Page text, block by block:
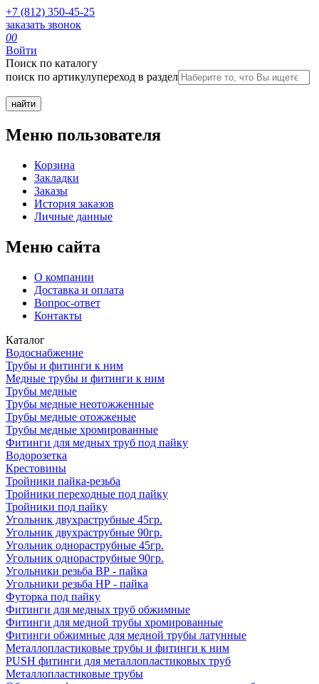
+7 (812) 350-45-25
заказать звонок
00
Войти
Поиск по каталогу
поиск по артикулупереход в раздел
Меню пользователя
Корзина
Закладки
Заказы
История заказов
Личные данные
Меню сайта
О компании
Доставка и оплата
Вопрос-ответ
Контакты
Каталог
Водоснабжение
Трубы и фитинги к ним
Медные трубы и фитинги к ним
Трубы медные
Трубы медные неотожженные
Трубы медные отожженые
Трубы медные хромированные
Фитинги для медных труб под пайку
Водорозетка
Крестовины
Тройники пайка-резьба
Тройники переходные под пайку
Тройники под пайку
Угольник двухраструбные 45гр.
Угольник двухраструбные 90гр.
Угольник однораструбные 45гр.
Угольник однораструбные 90гр.
Угольники резьба ВР - пайка
Угольники резьба НР - пайка
Футорка под пайку
Фитинги для медных труб обжимные
Фитинги для медной трубы хромированные
Фитинги обжимные для медной трубы латунные
Металлопластиковые трубы и фитинги к ним
PUSH фитинги для металлопластиковых труб
Металлопластиковые трубы